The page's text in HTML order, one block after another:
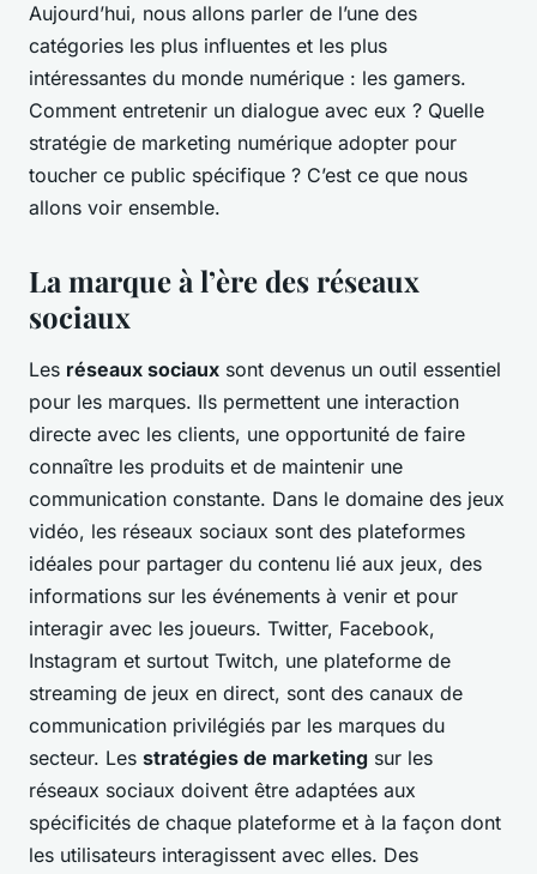
Aujourd’hui, nous allons parler de l’une des
catégories les plus influentes et les plus
intéressantes du monde numérique : les gamers.
Comment entretenir un dialogue avec eux ? Quelle
stratégie de marketing numérique adopter pour
toucher ce public spécifique ? C’est ce que nous
allons voir ensemble.
La marque à l’ère des réseaux
sociaux
Les réseaux sociaux sont devenus un outil essentiel
pour les marques. Ils permettent une interaction
directe avec les clients, une opportunité de faire
connaître les produits et de maintenir une
communication constante. Dans le domaine des jeux
vidéo, les réseaux sociaux sont des plateformes
idéales pour partager du contenu lié aux jeux, des
informations sur les événements à venir et pour
interagir avec les joueurs. Twitter, Facebook,
Instagram et surtout Twitch, une plateforme de
streaming de jeux en direct, sont des canaux de
communication privilégiés par les marques du
secteur. Les stratégies de marketing sur les
réseaux sociaux doivent être adaptées aux
spécificités de chaque plateforme et à la façon dont
les utilisateurs interagissent avec elles. Des